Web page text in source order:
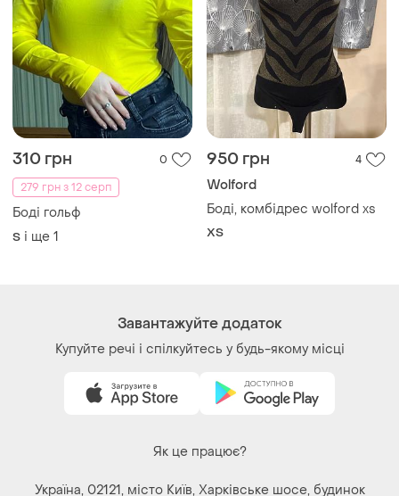
310 грн
0
279 грн з 12 серп
Боді гольф
S і ще 1
950 грн 4
Wolford
Боді, комбідрес wolford xs
ХS
Завантажуйте додаток
Купуйте речі і спілкуйтесь у будь-якому місці
Як це працює?
Україна, 02121, місто Київ, Харківське шосе, будинок